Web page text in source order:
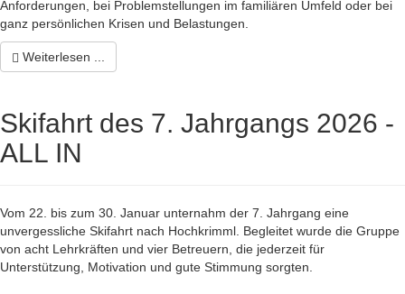
Anforderungen, bei Problemstellungen im familiären Umfeld oder bei
ganz persönlichen Krisen und Belastungen.
Weiterlesen ...
Skifahrt des 7. Jahrgangs 2026 -
ALL IN
Vom 22. bis zum 30. Januar unternahm der 7. Jahrgang eine
unvergessliche Skifahrt nach Hochkrimml. Begleitet wurde die Gruppe
von acht Lehrkräften und vier Betreuern, die jederzeit für
Unterstützung, Motivation und gute Stimmung sorgten.